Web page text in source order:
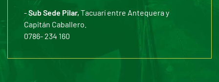
-Sub Sede Pilar, Tacuarí entre Antequera y
Capitán Caballero.
0786- 234 160